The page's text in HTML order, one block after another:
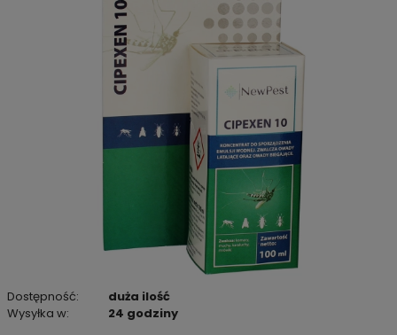
Dostępność:
duża ilość
Wysyłka w:
24 godziny